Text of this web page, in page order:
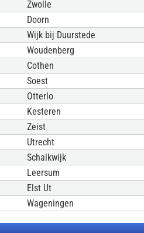
Zwolle
Doorn
Wijk bij Duurstede
Woudenberg
Cothen
Soest
Otterlo
Kesteren
Zeist
Utrecht
Schalkwijk
Leersum
Elst Ut
Wageningen